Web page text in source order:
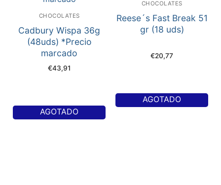
CHOCOLATES
Cadbury Wispa 36g
(48uds) *Precio
marcado
€43,91
AGOTADO
CHOCOLATES
Reese´s Fast Break 51
gr (18 uds)
€20,77
AGOTADO